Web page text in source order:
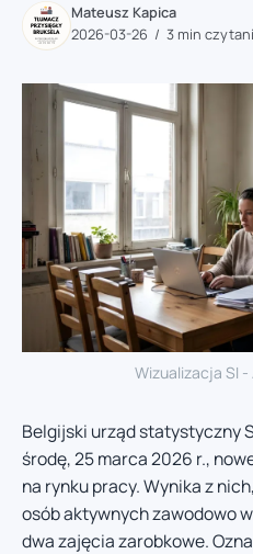
Mateusz Kapica
2026-03-26
3 min
Wizualizacja SI
Belgijski urząd statystyczny
środę, 25 marca 2026 r.,
na rynku pracy. Wynika z
osób aktywnych zawodowo
dwa zajęcia zarobkowe.